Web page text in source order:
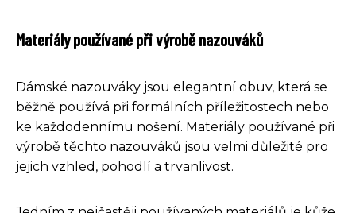
Materiály používané při výrobě nazouváků
Dámské nazouváky jsou elegantní obuv, která se
běžně používá při formálních příležitostech nebo
ke každodennímu nošení. Materiály používané při
výrobě těchto nazouváků jsou velmi důležité pro
jejich vzhled, pohodlí a trvanlivost.